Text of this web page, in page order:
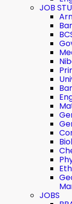
JOB
JOBS